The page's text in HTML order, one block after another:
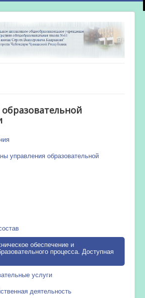
управления образовательной
обеспечение и
процесса. Доступная
услуги
деятельность